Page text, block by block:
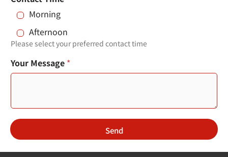
Morning
Afternoon
Please select your preferred contact time
Your Message *
Send